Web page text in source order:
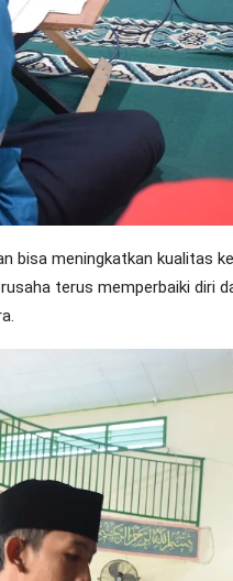
bisa meningkatkan kualitas
terus memperbaiki diri